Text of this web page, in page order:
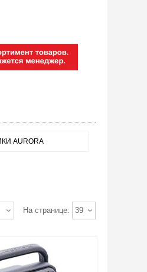
AURORA
На странице: 39